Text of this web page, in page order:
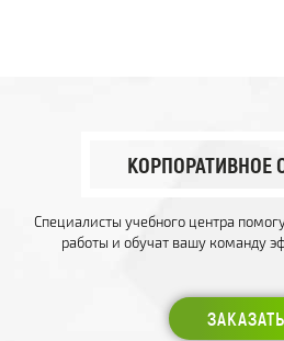
КОРПОРАТИВНОЕ
Специалисты учебного центра
работы и обучат вашу команду
ЗАКАЗАТЬ